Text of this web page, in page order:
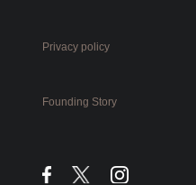
Privacy policy
Founding Story